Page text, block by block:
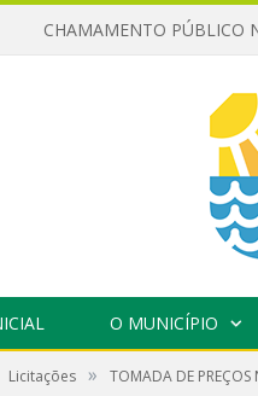
O MUNICÍPIO
Licitações » TOMADA DE